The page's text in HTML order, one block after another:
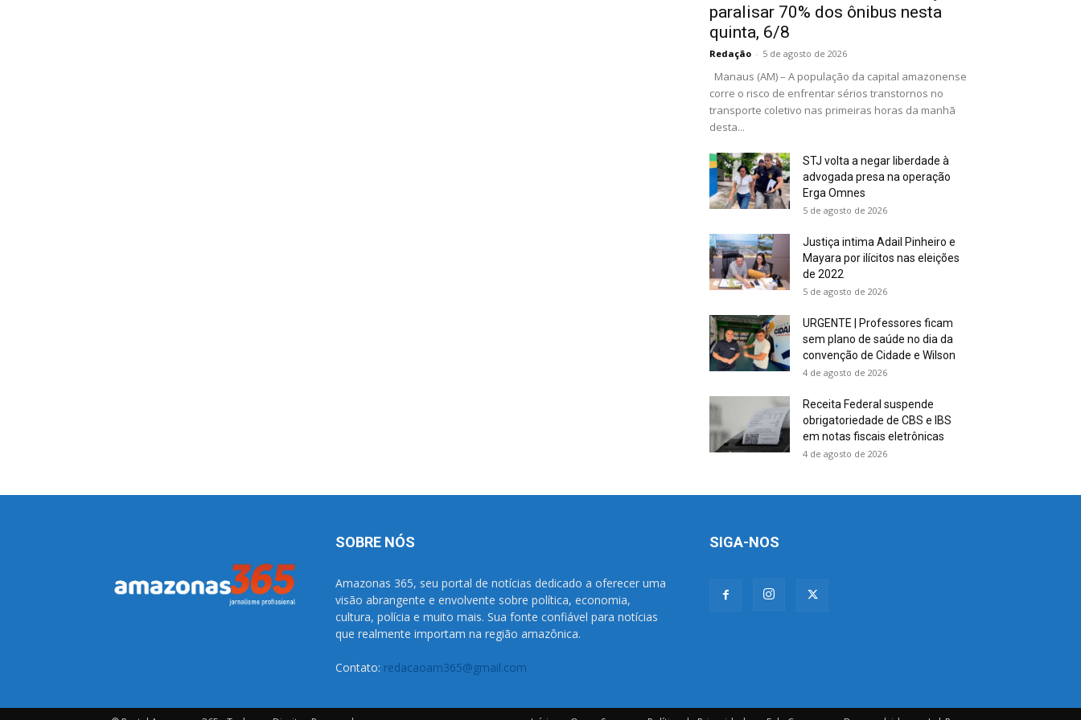
paralisar 70% dos ônibus nesta
quinta, 6/8
Redação - 5 de agosto de 2026
Manaus (AM) – A população da capital amazonense
corre o risco de enfrentar sérios transtornos no
transporte coletivo nas primeiras horas da manhã
desta...
STJ volta a negar liberdade à
advogada presa na operação
Erga Omnes
5 de agosto de 2026
Justiça intima Adail Pinheiro e
Mayara por ilícitos nas eleições
de 2022
5 de agosto de 2026
URGENTE | Professores ficam
sem plano de saúde no dia da
convenção de Cidade e Wilson
4 de agosto de 2026
Receita Federal suspende
obrigatoriedade de CBS e IBS
em notas fiscais eletrônicas
4 de agosto de 2026
SOBRE NÓS
Amazonas 365, seu portal de notícias dedicado a oferecer uma
visão abrangente e envolvente sobre política, economia,
cultura, polícia e muito mais. Sua fonte confiável para notícias
que realmente importam na região amazônica.
Contato: redacaoam365@gmail.com
SIGA-NOS